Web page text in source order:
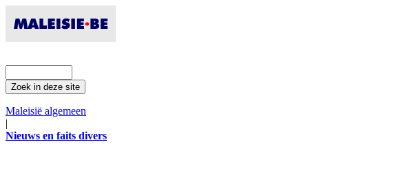
Maleisië algemeen
|
Nieuws en faits divers